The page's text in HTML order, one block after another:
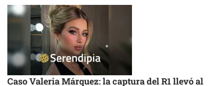
Caso Valeria Márquez: la captura del R1 llevó al